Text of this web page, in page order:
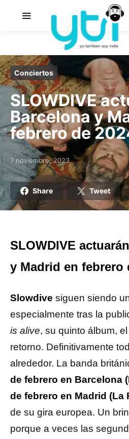
Conciertos
SLOWDIVE
Barcelona y
febrero de
Posted on
7 noviembre, 2023
Share Tweet
SLOWDIVE
y Madrid en febrero
Slowdive siguen siendo
especialmente tras la
is alive, su quinto álbum,
retorno. Definitivamente
alrededor. La banda
de febrero en Barcelona
de febrero en Madrid (La
de su gira europea. Un
porque a veces las